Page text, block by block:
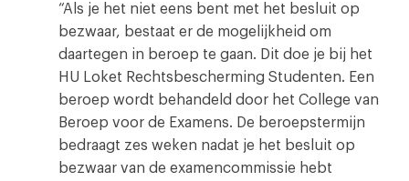
“Als je het niet eens bent met het besluit op
bezwaar, bestaat er de mogelijkheid om
daartegen in beroep te gaan. Dit doe je bij het
HU Loket Rechtsbescherming Studenten. Een
beroep wordt behandeld door het College van
Beroep voor de Examens. De beroepstermijn
bedraagt zes weken nadat je het besluit op
bezwaar van de examencommissie hebt